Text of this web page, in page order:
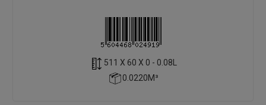
511 X 60 X 0 - 0.08L
0.0220M³